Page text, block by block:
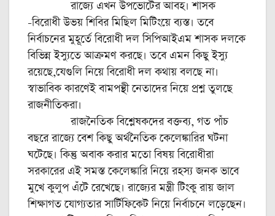
রাজ্যে এখন উপভোটের আবহ। শাসক
-বিরোধী উভয় শিবির মিছিল মিটিংয়ে ব্যস্ত। তবে
নির্বাচনের মুহূর্তে বিরোধী দল সিপিআইএম শাসক দলকে
বিভিন্ন ইস্যুতে আক্রমণ করছে। তবে এমন কিছু ইস্যু
রয়েছে,যেগুলি নিয়ে বিরোধী দল কথায় বলছে না।
স্বাভাবিক কারণেই বামপন্থী নেতাদের নিয়ে প্রশ্ন তুলছে
রাজনীতিকরা।
রাজনৈতিক বিশ্লেষকদের বক্তব্য, গত পাঁচ
বছরে রাজ্যে বেশ কিছু অর্থনৈতিক কেলেঙ্কারির ঘটনা
ঘটেছে। কিন্তু অবাক করার মতো বিষয় বিরোধীরা
সরকারের এই সমস্ত কেলেঙ্কারি নিয়ে রহস্য জনক ভাবে
মুখে কুলুপ এঁটে রেখেছে। রাজ্যের মন্ত্রী টিংকু রায় জাল
শিক্ষাগত যোগ্যতার সার্টিফিকেট নিয়ে নির্বাচনে লড়েছেন।